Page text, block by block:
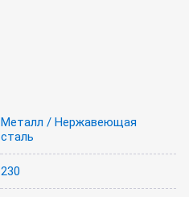
Металл / Нержавеющая
сталь
230